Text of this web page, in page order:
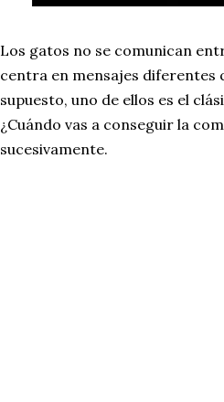
Los gatos no se comunican
centra en mensajes
supuesto, uno de ellos es el
¿Cuándo vas a conseguir la
sucesivamente.